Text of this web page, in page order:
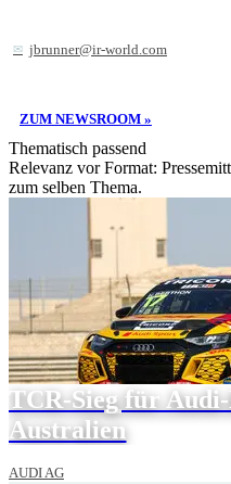
jbrunner@ir-world.com
ZUM NEWSROOM »
Thematisch passend
Relevanz vor Format:
zum selben Thema.
TCR-Sieg für
Australien
AUDI AG